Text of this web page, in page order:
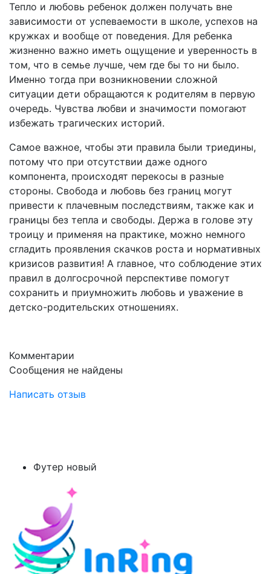
Тепло и любовь ребенок должен получать вне
зависимости от успеваемости в школе, успехов на
кружках и вообще от поведения. Для ребенка
жизненно важно иметь ощущение и уверенность в
том, что в семье лучше, чем где бы то ни было.
Именно тогда при возникновении сложной
ситуации дети обращаются к родителям в первую
очередь. Чувства любви и значимости помогают
избежать трагических историй.
Самое важное, чтобы эти правила были триедины,
потому что при отсутствии даже одного
компонента, происходят перекосы в разные
стороны. Свобода и любовь без границ могут
привести к плачевным последствиям, также как и
границы без тепла и свободы. Держа в голове эту
троицу и применяя на практике, можно немного
сгладить проявления скачков роста и нормативных
кризисов развития! А главное, что соблюдение этих
правил в долгосрочной перспективе помогут
сохранить и приумножить любовь и уважение в
детско-родительских отношениях.
Комментарии
Сообщения не найдены
Написать отзыв
Футер новый